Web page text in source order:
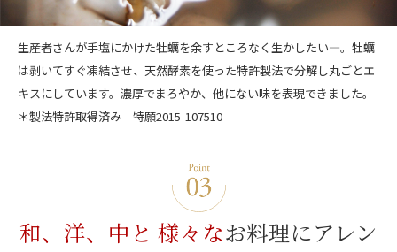
生産者さんが手塩にかけた牡蠣を余すところなく生かしたい―。牡蠣
は剥いてすぐ凍結させ、天然酵素を使った特許製法で分解し丸ごとエ
キスにしています。濃厚でまろやか、他にない味を表現できました。
＊製法特許取得済み 特願2015-107510
和、洋、中と 様々なお料理にアレン